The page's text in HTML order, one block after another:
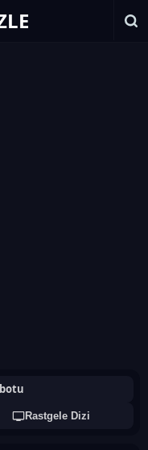
Rastgele Dizi